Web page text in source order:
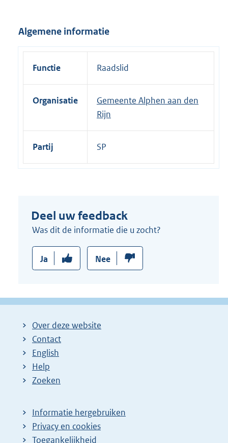
n
k
Algemene informatie
Functie Raadslid
Organisatie
Gemeente Alphen aan den
Rijn
Partij SP
Deel uw feedback
Was dit de informatie die u zocht?
Ja Nee
Over deze website
Contact
English
Help
Zoeken
Informatie hergebruiken
Privacy en cookies
Toegankelijkheid